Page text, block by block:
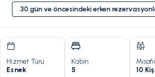
30 gün ve öncesindeki erken
Hizmet Türü
Esnek
Kabin
5
10